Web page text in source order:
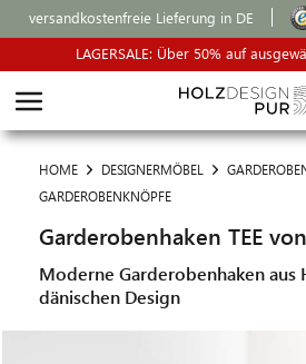
versandkostenfreie Lieferung in DE
LAGERSALE: Über 50% auf
HOME DESIGNERMÖBEL
GARDEROBENKNÖPFE
Garderobenhaken TEE
Moderne Garderobenhaken aus
dänischen Design